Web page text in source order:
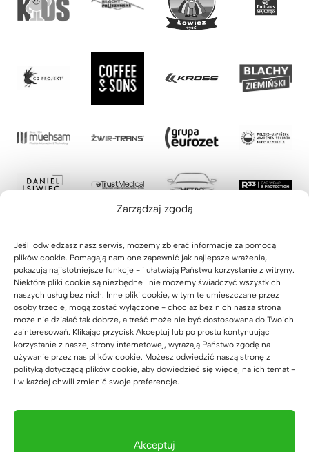
Zarządzaj zgodą
Jeśli odwiedzasz nasz serwis, możemy zbierać informacje za pomocą
plików cookie. Pomagają nam one zapewnić jak najlepsze wrażenia,
pokazują najistotniejsze funkcje - i ułatwiają Państwu korzystanie z witryny.
Niektóre pliki cookie są niezbędne i nie możemy świadczyć wszystkich
naszych usług bez nich. Inne pliki cookie, w tym te umieszczane przez
osoby trzecie, mogą zostać wyłączone - chociaż bez nich nasza strona
może nie działać tak dobrze, a treść może nie być dostosowana do Twoich
zainteresowań. Klikając przycisk Akceptuj lub po prostu kontynuując
korzystanie z naszej strony internetowej, wyrażają Państwo zgodę na
używanie przez nas plików cookie. Możesz odwiedzić naszą stronę z
polityką dotyczącą plików cookie, aby dowiedzieć się więcej na ich temat -
i w każdej chwili zmienić swoje preferencje.
Akceptuj